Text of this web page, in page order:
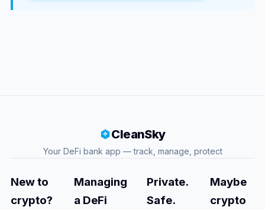
CleanSky
Your DeFi bank app — track, manage, protect
New to
crypto?
Managing
a DeFi
Private.
Safe.
Maybe
crypto